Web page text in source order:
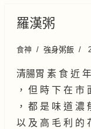
羅漢粥
食神 強身粥飯
清腸胃 素 食 近
， 但 時 下 在 市
， 都 是 味 道 濃
以 及 高 毛 利 的